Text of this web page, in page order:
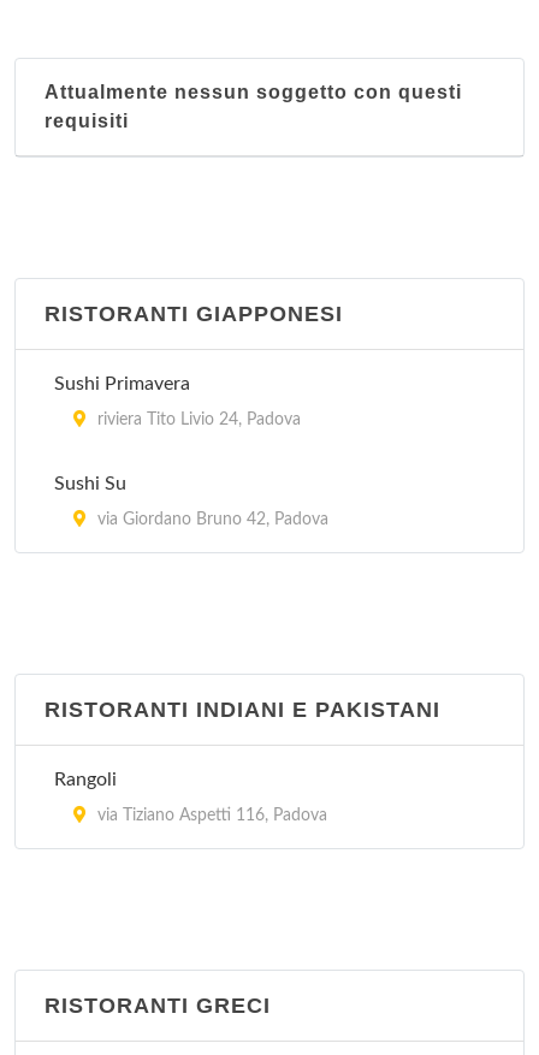
Attualmente nessun soggetto con questi
requisiti
RISTORANTI GIAPPONESI
Sushi Primavera
riviera Tito Livio 24, Padova
Sushi Su
via Giordano Bruno 42, Padova
RISTORANTI INDIANI E PAKISTANI
Rangoli
via Tiziano Aspetti 116, Padova
RISTORANTI GRECI